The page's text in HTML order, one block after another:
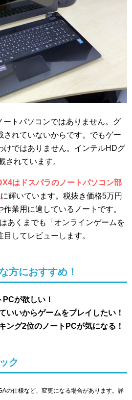
トパソコンではありません。グ
されていないからです。でもゲー
けではありません。インテルHDグ
されています。
はドスパラのノートパソコン部
に輝いています。税抜き価格5万円
業用に適しているノートです。
あくまでも「オンラインゲームを
してレビューします。
方におすすめ！
が欲しい！
いいからゲームをプレイしたい！
ング2位のノートPCが気になる！
ク
の仕様など、変更になる場合があります。詳